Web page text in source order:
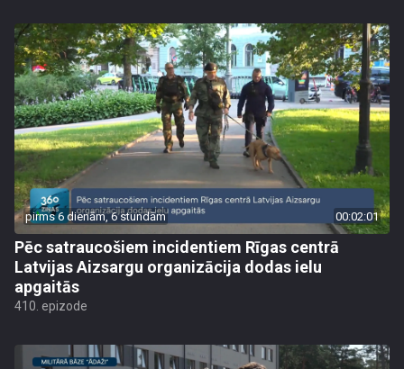
pirms 6 dienām, 6 stundām 00:02:01
Pēc satraucošiem incidentiem Rīgas centrā
Latvijas Aizsargu organizācija dodas ielu
apgaitās
410. epizode